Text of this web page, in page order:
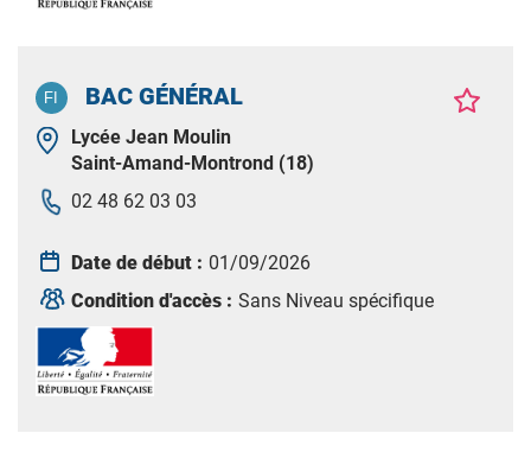
BAC GÉNÉRAL
Lycée Jean Moulin
Saint-Amand-Montrond (18)
02 48 62 03 03
Date de début : 01/09/2026
Condition d'accès : Sans Niveau spécifique